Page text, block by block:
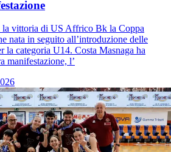
la vittoria di US Affrico Bk la Coppa
nata in seguito all’introduzione delle
la categoria U14. Costa Masnaga ha
manifestazione, l’